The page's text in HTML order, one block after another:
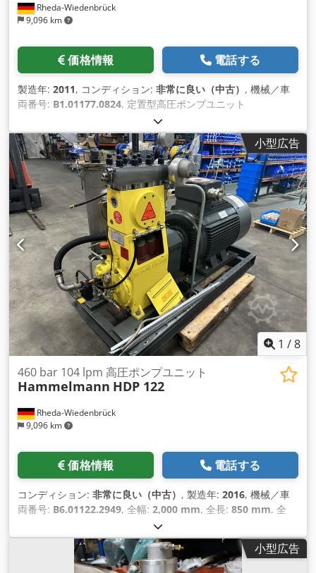
1250mm（725kg）。 標準付属品 [...]
Rheda-Wiedenbrück
9,096 km
価格情報 電話する
製造年: 2011, コンディション: 非常に良い（中古） , 機械／車
両番号: B1.01177.0824, 定置型高圧ポンプユニット
HAMMELMAN HDP 177をベースフレームに搭載。似ています
が、Kamat、Uraca、Womaはありません。 ポンプタイプ：
HDP 177 使用圧力：300バール 吐出量：239 l/min 駆動速度：
1500rpm。 駆動力：130kW VEM社製モーター132kW 3モータ
ー付き、IP55。 圧力調整弁付き。 Dkjdpohtfynsfx Aqqor 安全
弁付き。 オイルクーリングシステム付き。 寸法 LxWxH：約
2000x850x1400mm 重量：約1500kg 建設年：2011年 状態：
非常に良い中古状態です。
小型広告
1 /8
Rheda-Wiedenbrück
9,096 km
460 bar 104 lpm 高圧ポンプユニット
Hammelmann HDP 122
価格情報 電話する
コンディション: 非常に良い（中古） , 製造年: 2016, 機械／車
両番号: B6.01122.2949, 全幅: 2,000 mm, 全長: 850 mm, 全
, 作動圧力:
種類:三相, 総重量:1,698 kg（キログラム）, 最大回転速度:
1,800 回転/分, 出力:0.089 キロワット (0.12 馬力),
Hammelmann HDP 122 ベースフレーム上の定置型高圧ポンプ
小型広告